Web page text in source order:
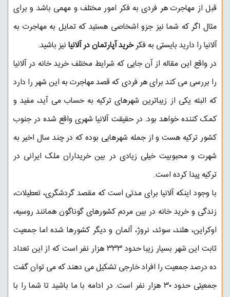
قبل از مهاجرت هر فردی به فکر امور مختلف و مهمی باشد و برای
مثال اگر که شما نیز جزو اشخاصی هستید که تمایل به مهاجرت به
آلانیا را دارید بایستی به فکرخرید آپارتمان در آلانیانیز باشید.
در واقع این مقاله از آن جایی که شرایط مختلف خرید خانه در آلانیا
را بررسی می کند برای هر فردی که قصد مهاجرت به این شهر را دارد
که البته یکی از زیباترین شهرهای ترکیه به حساب می آید، مفید و
کمک کننده خواهد بود. در حقیقت آلانیا شهری واقع شده در جنوب
کشور ترکیه هست و از جمله شهرهایی بوده که در چند سال اخیر به
شهرت و محبوبیت خیلی زیادی در بین خریداران ملک ایرانی در
ترکیه پیدا کرده است.
با وجود اینکهآلانیابرای مدتی است که مقصد گردشگری، تعطیلات،
زندگی و خرید خانه در بین مردم کشورهای گوناگون همانند روسیه،
اوکراین، هلند، سوئد، نروژ، آلمان و دیگر کشورها شده اما جمعیت
ثابت این شهر بسیار زیبا حدود ۳۳۳ هزار نفر است که از این تعداد
ده درصد جمعیت را افراد خارجی تشکیل می دهند که می توان گفت
جمعیتی حدود ۳۰ هزار نفر است. در ادامه با ما باشید تا شما را با